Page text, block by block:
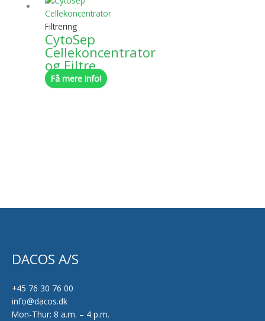
Filtrering
CytoSep
Cellekoncentrator
og Filtre
Få mere info!
har
Mulighederne
vælges
DACOS A/S
+45 76 30 76 00
info@dacos.dk
Mon-Thur: 8 a.m. – 4 p.m.